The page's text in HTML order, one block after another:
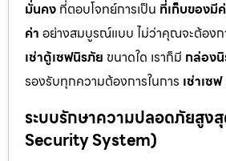
มั่นคง ที่ตอบโจทย์การเป็น ที่เก็บของมี
ค่า อย่างสมบูรณ์แบบ ไม่ว่าคุณจะต้องก
เช่าตู้เซฟนิรภัย ขนาดใด เราก็มี กล่องนิ
รองรับทุกความต้องการในการ เช่าเซฟ
ระบบรักษาความปลอดภัยสูง
Security System)